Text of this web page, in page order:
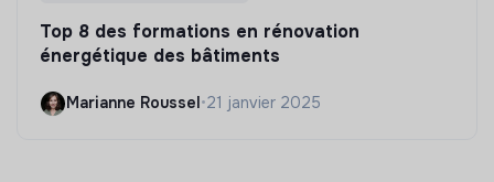
Top 8 des formations en rénovation
énergétique des bâtiments
Marianne Roussel•21 janvier 2025